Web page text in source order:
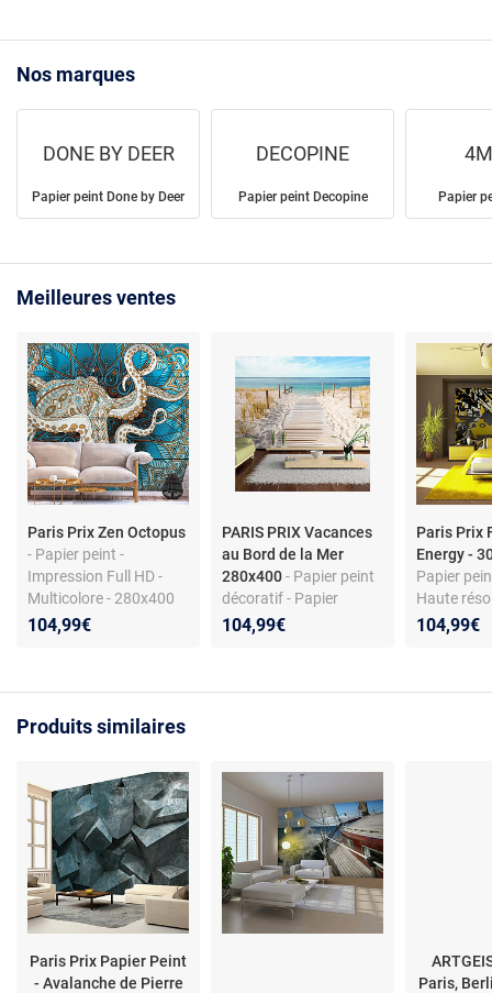
Nos marques
DONE BY DEER
Papier peint Done by Deer
DECOPINE
Papier peint Decopine Papier
Meilleures ventes
Paris Prix Zen Octopus
- Papier peint -
Impression Full HD -
Multicolore - 280x400
cm
104,99€
PARIS PRIX Vacances
au Bord de la Mer
280x400- Papier peint
décoratif - Papier
intissé 110 g/mÂ² -
104,99€
Paris Prix
Energy -
Papier
Haute
dpi -
104,99€
Produits similaires
Paris Prix Papier Peint
- Avalanche de Pierre
Paris,